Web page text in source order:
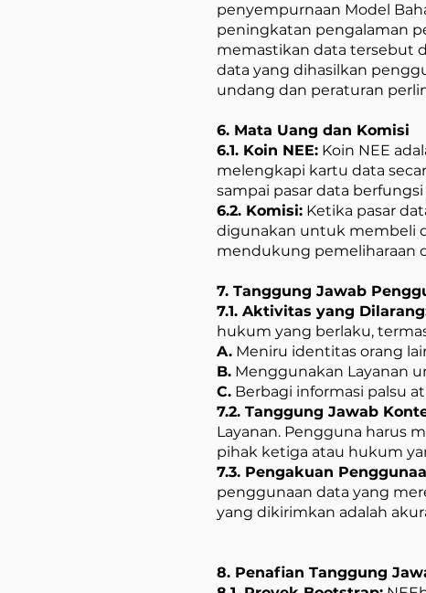
penyempurnaan Model
peningkatan pengalaman
memastikan data tersebut
data yang dihasilkan
undang dan peraturan
6. Mata Uang dan Komisi
6.1. Koin NEE: Koin NEE
melengkapi kartu data
sampai pasar data
6.2. Komisi: Ketika pasar
digunakan untuk membeli
mendukung pemeliharaan
7. Tanggung Jawab
7.1. Aktivitas yang
hukum yang berlaku,
A. Meniru identitas orang
B. Menggunakan Layanan
C. Berbagi informasi palsu
7.2. Tanggung Jawab
Layanan. Pengguna harus
pihak ketiga atau hukum
7.3. Pengakuan
penggunaan data yang
yang dikirimkan adalah
8. Penafian Tanggung